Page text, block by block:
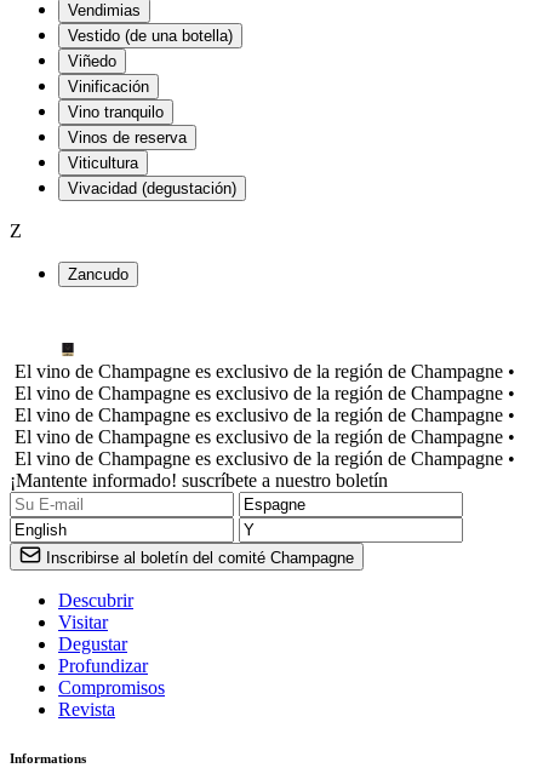
Vendimias
Vestido (de una botella)
Viñedo
Vinificación
Vino tranquilo
Vinos de reserva
Viticultura
Vivacidad (degustación)
Z
Zancudo
El vino de Champagne es exclusivo de la región de Champagne •
El vino de Champagne es exclusivo de la región de Champagne •
El vino de Champagne es exclusivo de la región de Champagne •
El vino de Champagne es exclusivo de la región de Champagne •
El vino de Champagne es exclusivo de la región de Champagne •
¡Mantente informado! suscríbete a nuestro boletín
Inscribirse al boletín del comité Champagne
Descubrir
Visitar
Degustar
Profundizar
Compromisos
Revista
Informations